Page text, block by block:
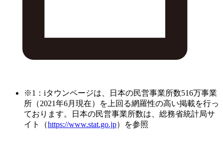
※1：iタウンページは、日本の民営事業所数516万事業
所（2021年6月現在）を上回る網羅性の高い掲載を行っ
ております。日本の民営事業所数は、総務省統計局サ
イト（https://www.stat.go.jp）を参照